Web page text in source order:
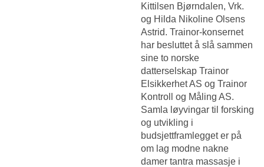
Kittilsen Bjørndalen, Vrk.
og Hilda Nikoline Olsens
Astrid. Trainor-konsernet
har besluttet å slå sammen
sine to norske
datterselskap Trainor
Elsikkerhet AS og Trainor
Kontroll og Måling AS.
Samla løyvingar til forsking
og utvikling i
budsjettframlegget er på
om lag modne nakne
damer tantra massasje i